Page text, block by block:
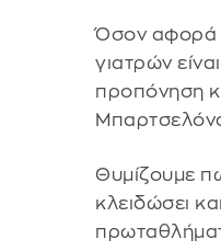
Όσον αφορά
γιατρών
προπόνηση
Θυμίζουμε
κλειδώσει